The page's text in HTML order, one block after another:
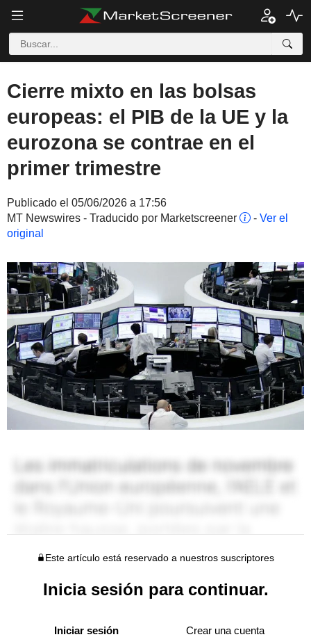
Cierre mixto en las bolsas
europeas: el PIB de la UE y la
eurozona se contrae en el
primer trimestre
Publicado el 05/06/2026 a 17:56
MT Newswires - Traducido por Marketscreener
- Ver el
original
Este artículo está reservado a nuestros suscriptores
Inicia sesión para continuar.
Iniciar sesión Crear una cuenta